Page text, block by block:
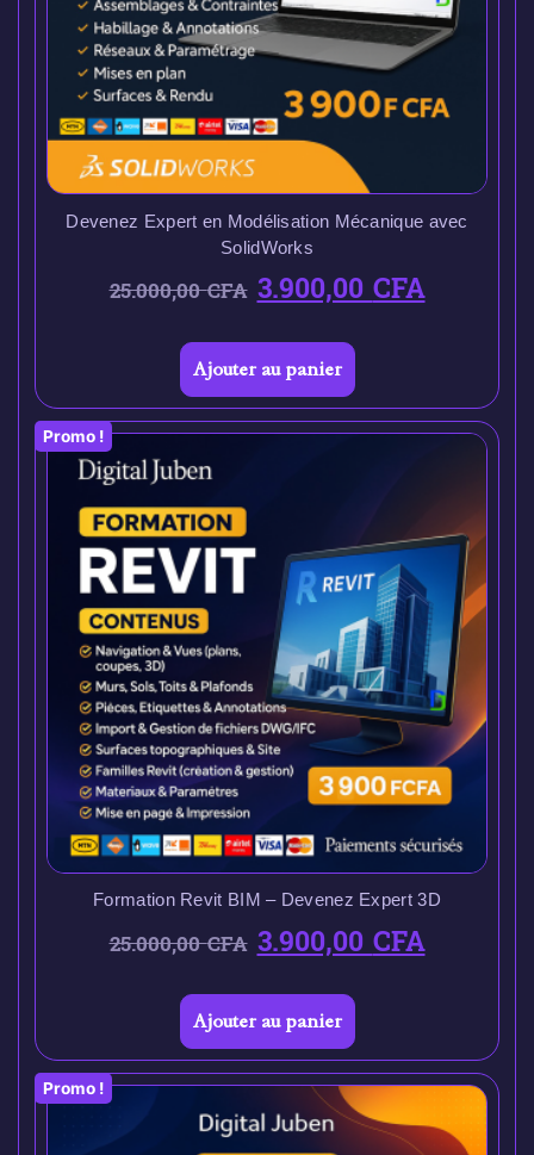
Devenez Expert en Modélisation Mécanique avec
SolidWorks
25.000,00CFA 3.900,00CFA
Ajouter au panier
Promo !
Formation Revit BIM – Devenez Expert 3D
25.000,00CFA 3.900,00CFA
Ajouter au panier
Promo !